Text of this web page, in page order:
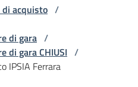
acquisto /
di gara /
di gara CHIUSI /
IPSIA Ferrara